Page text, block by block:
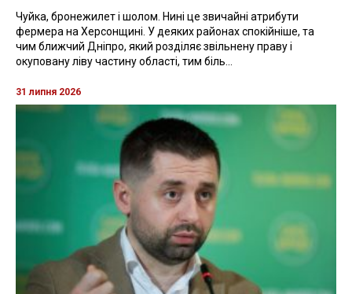
Чуйка, бронежилет і шолом. Нині це звичайні атрибути
фермера на Херсонщині. У деяких районах спокійніше, та
чим ближчий Дніпро, який розділяє звільнену праву і
окуповану ліву частину області, тим біль...
31 липня 2026